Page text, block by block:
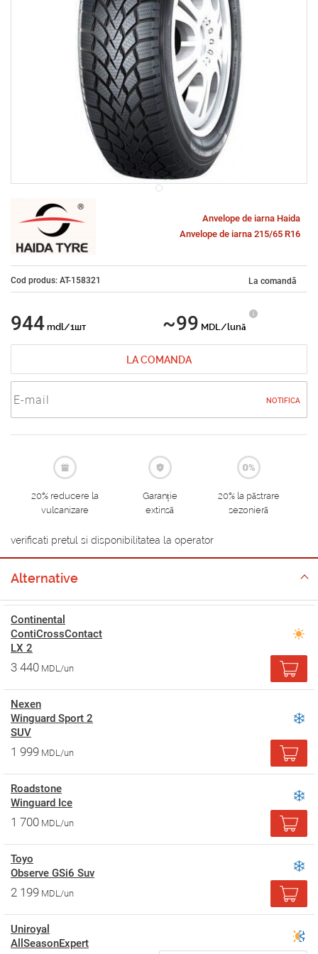
Anvelope de iarna Haida
Anvelope de iarna 215/65 R16
Cod produs: AT-158321 La comandă
944 mdl/1шт ~99 MDL/lună
LA COMANDA
NOTIFICA
20% reducere la
vulcanizare
Garanție
extinsă
20% la păstrare
sezonieră
verificati pretul si disponibilitatea la operator
Alternative
Continental
ContiCrossContact
LX 2
3 440 MDL/un
Nexen
Winguard Sport 2
SUV
1 999 MDL/un
Roadstone
Winguard Ice
1 700 MDL/un
Toyo
Observe GSi6 Suv
2 199 MDL/un
Uniroyal
AllSeasonExpert